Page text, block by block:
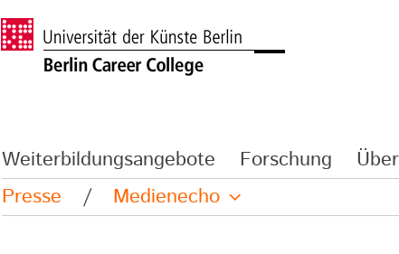
Weiterbildungsangebote Forschung
Presse
/ Medienecho